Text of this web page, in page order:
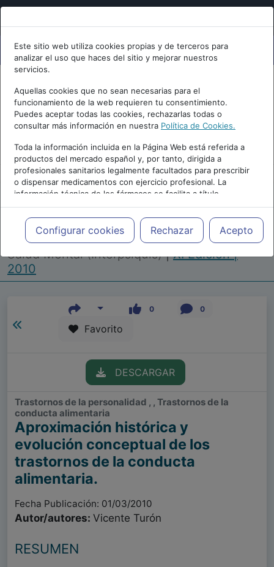
Este sitio web utiliza cookies propias y de terceros para
analizar el uso que haces del sitio y mejorar nuestros
servicios.
Aquellas cookies que no sean necesarias para el
funcionamiento de la web requieren tu consentimiento.
Puedes aceptar todas las cookies, rechazarlas todas o
consultar más información en nuestra Política de Cookies.
Toda la información incluida en la Página Web está referida a
productos del mercado español y, por tanto, dirigida a
profesionales sanitarios legalmente facultados para prescribir
o dispensar medicamentos con ejercicio profesional. La
información técnica de los fármacos se facilita a título
meramente informativo, siendo responsabilidad de los
profesionales facultados prescribir medicamentos y decidir, en
cada caso concreto, el tratamiento más adecuado a las
necesidades del paciente.
Configurar cookies Rechazar Acepto
Repositorio de Artículos |Congreso Virtual
Internacional de Psiquiatría, Psicología y
Salud Mental (Interpsiquis)|XI Edición |
2010
0 0
Favorito
DESCARGAR
Trastornos de la personalidad , , Trastornos de la
conducta alimentaria
Aproximación histórica y
evolución conceptual de los
trastornos de la conducta
alimentaria.
Fecha Publicación: 01/03/2010
Autor/autores: Vicente Turón
RESUMEN